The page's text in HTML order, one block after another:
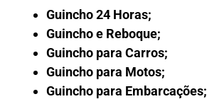
Guincho 24 Horas;
Guincho e Reboque;
Guincho para Carros;
Guincho para Motos;
Guincho para Embarcações;